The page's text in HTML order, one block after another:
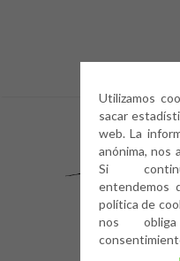
Utilizamos
sacar
web. La
anónima, nos
Si
entendemos
política de
nos